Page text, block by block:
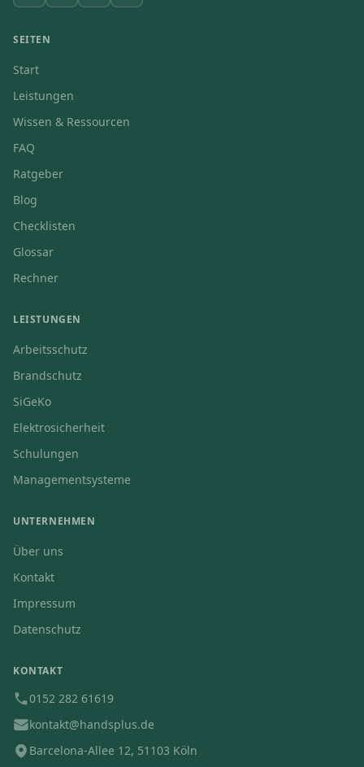
SEITEN
Start
Leistungen
Wissen & Ressourcen
FAQ
Ratgeber
Blog
Checklisten
Glossar
Rechner
LEISTUNGEN
Arbeitsschutz
Brandschutz
SiGeKo
Elektrosicherheit
Schulungen
Managementsysteme
UNTERNEHMEN
Über uns
Kontakt
Impressum
Datenschutz
KONTAKT
0152 282 61619
kontakt@handsplus.de
Barcelona-Allee 12, 51103 Köln